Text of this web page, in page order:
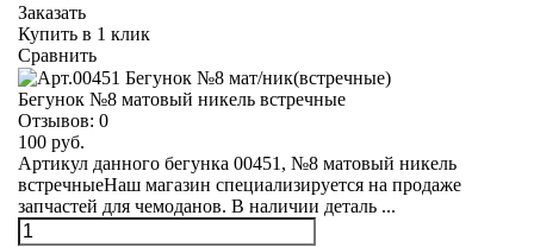
Заказать
Купить в 1 клик
Сравнить
Бегунок №8 матовый никель встречные
Отзывов: 0
100 руб.
Артикул данного бегунка 00451, №8 матовый никель
встречныеНаш магазин специализируется на продаже
запчастей для чемоданов. В наличии деталь ...